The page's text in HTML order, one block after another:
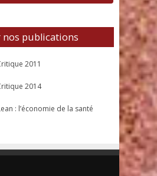
nos publications
2011
2014
: l’économie de la santé